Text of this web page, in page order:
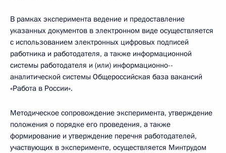
В рамках эксперимента ведение и предоставление
указанных документов в электронном виде осуществляется
с использованием электронных цифровых подписей
работника и работодателя, а также информационной
системы работодателя и (или) информационно-­
аналитической системы Общероссийская база вакансий
«Работа в России».
Методическое сопровождение эксперимента, утверждение
положения о порядке его проведения, а также
формирование и утверждение перечня работодателей,
участвующих в эксперименте, осуществляется Минтрудом